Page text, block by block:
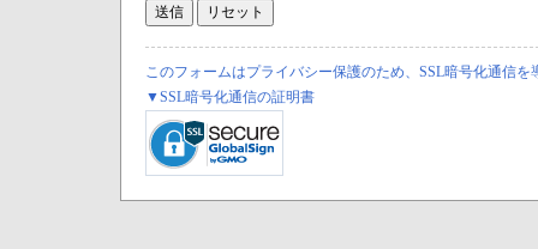
このフォームはプライバシー保護のため、SSL暗号化通信を
▼SSL暗号化通信の証明書